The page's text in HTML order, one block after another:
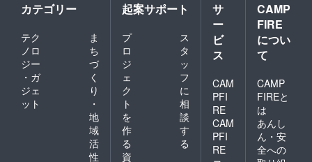
カテゴリー
テク
ノロ
ジー
・ガ
ジェ
ット
ま
ち
づ
く
り
・
地
域
活
性
起案サポート
プ
ロ
ジ
ェ
ク
ト
を
作
る
ス
タ
ッ
フ
に
相
談
す
る
資
サ
ー
ビ
ス
CAM
PFI
RE
CAM
PFI
RE
CAMP
FIRE
につい
て
CAMP
FIREと
は
あんし
ん・安
全への